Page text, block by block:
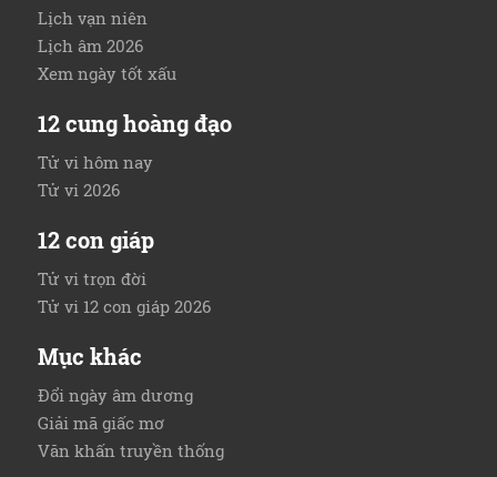
Lịch vạn niên
Lịch âm 2026
Xem ngày tốt xấu
12 cung hoàng đạo
Tử vi hôm nay
Tử vi 2026
12 con giáp
Tử vi trọn đời
Tử vi 12 con giáp 2026
Mục khác
Đổi ngày âm dương
Giải mã giấc mơ
Văn khấn truyền thống